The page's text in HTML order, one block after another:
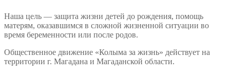
Наша цель — защита жизни детей до рождения, помощь
матерям, оказавшимся в сложной жизненной ситуации во
время беременности или после родов.
Общественное движение «Колыма за жизнь» действует на
территории г. Магадана и Магаданской области.